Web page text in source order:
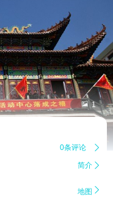
 1
0条评论 
简介 
地图 